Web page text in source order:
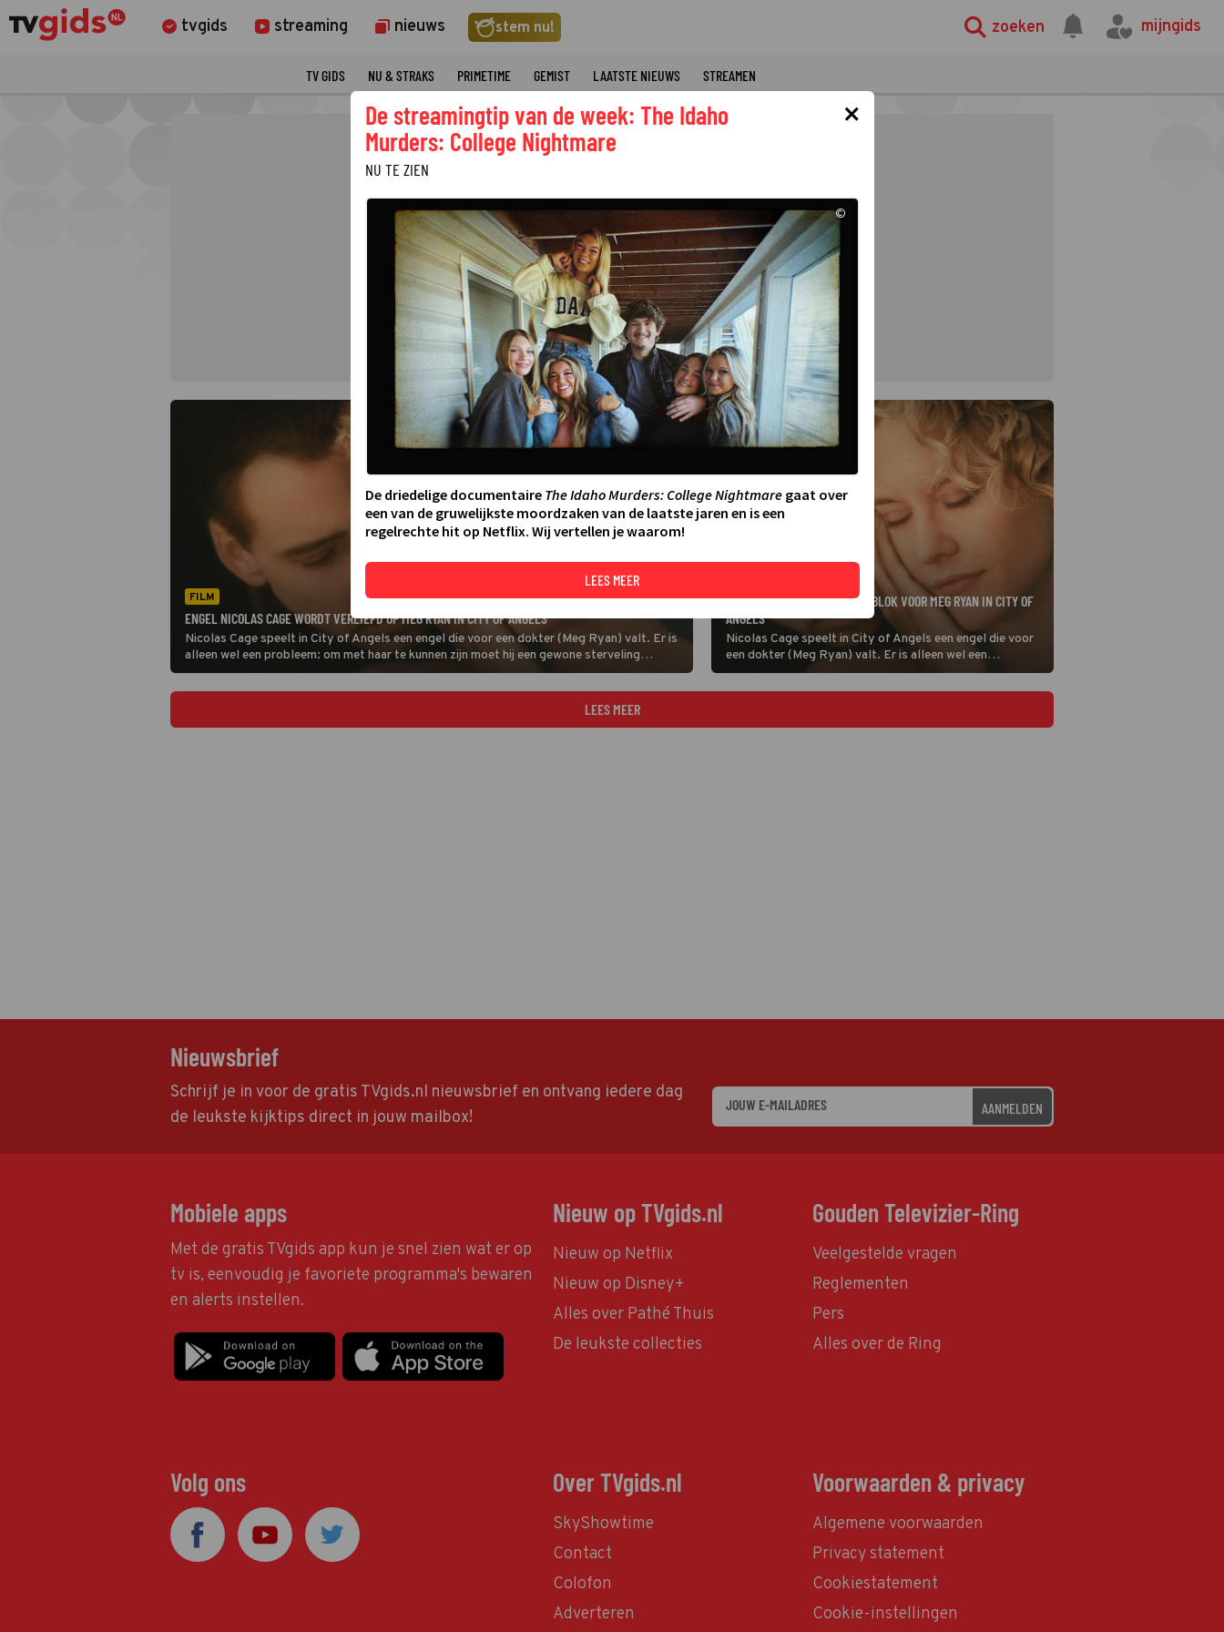
tvgids streaming nieuws stem nu! zoeken mijngids
TV GIDS NU & STRAKS PRIMETIME GEMIST LAATSTE NIEUWS STREAMEN
FILM
ENGEL NICOLAS CAGE WORDT VERLIEFD OP MEG RYAN IN CITY OF ANGELS
Nicolas Cage speelt in City of Angels een engel die voor een dokter (Meg Ryan) valt. Er is
alleen wel een probleem: om met haar te kunnen zijn moet hij een gewone sterveling
worden.
NICOLAS CAGE VALT ALS EEN BLOK VOOR MEG RYAN IN CITY OF
ANGELS
Nicolas Cage speelt in City of Angels een engel die voor
een dokter (Meg Ryan) valt. Er is alleen wel een
probleem: om met haar te kunnen zijn moet hij een gewone
sterveling worden.
LEES MEER
Nieuwsbrief
Schrijf je in voor de gratis TVgids.nl nieuwsbrief en ontvang iedere dag
de leukste kijktips direct in jouw mailbox!
AANMELDEN
Mobiele apps
Met de gratis TVgids app kun je snel zien wat er op
tv is, eenvoudig je favoriete programma's bewaren
en alerts instellen.
Nieuw op TVgids.nl
Nieuw op Netflix
Nieuw op Disney+
Alles over Pathé Thuis
De leukste collecties
Gouden Televizier-Ring
Veelgestelde vragen
Reglementen
Pers
Alles over de Ring
Volg ons Over TVgids.nl
SkyShowtime
Contact
Colofon
Adverteren
Voorwaarden & privacy
Algemene voorwaarden
Privacy statement
Cookiestatement
Cookie-instellingen
×
De streamingtip van de week: The Idaho
Murders: College Nightmare
NU TE ZIEN
©
De driedelige documentaire The Idaho Murders: College Nightmaregaat over
een van de gruwelijkste moordzaken van de laatste jaren en is een
regelrechte hit op Netflix. Wij vertellen je waarom!
LEES MEER